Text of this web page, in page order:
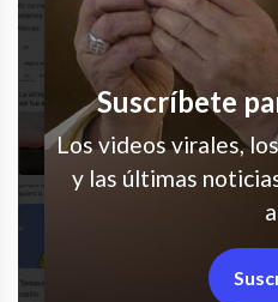
Yo siempre
Ahora quiero
Suscríbete
Los videos virales,
y las últimas